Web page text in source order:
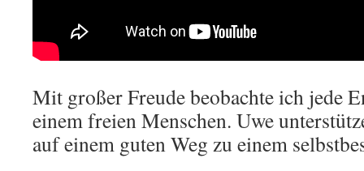
Mit großer Freude beobachte ich jede
einem freien Menschen. Uwe
auf einem guten Weg zu einem